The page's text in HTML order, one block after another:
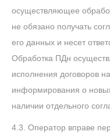
осуществляющее
не обязано получать
его данных и несет
Обработка ПДн
исполнения договоров
информирования о
наличии отдельного
4.3. Оператор вправе